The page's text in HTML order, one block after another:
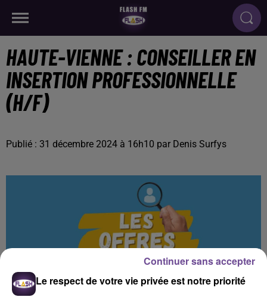
HAUTE-VIENNE : CONSEILLER EN
INSERTION PROFESSIONNELLE
(H/F)
Publié : 31 décembre 2024 à 16h10 par Denis Surfys
Le respect de votre vie privée est notre priorité
Continuer sans accepter